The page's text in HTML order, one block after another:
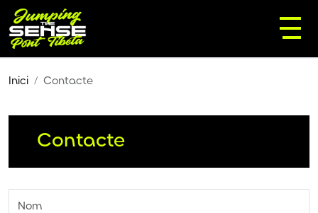
Inici Contacte
Contacte
Nom